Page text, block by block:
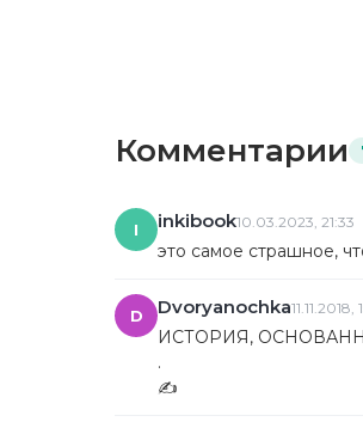
Комментарии
I inkibook10.03.2023, 21:33
это самое страшное,
D Dvoryanochka11.11.2018,
ИСТОРИЯ,
.
✍